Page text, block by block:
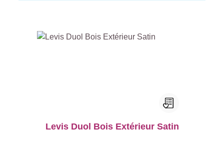
Levis Duol Bois Extérieur Satin